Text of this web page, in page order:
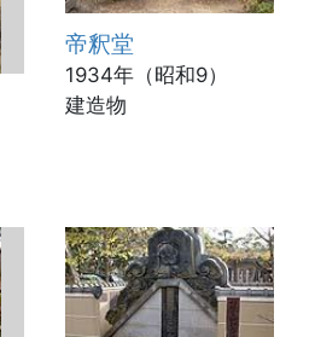
帝釈堂
1934年（昭和9）
建造物